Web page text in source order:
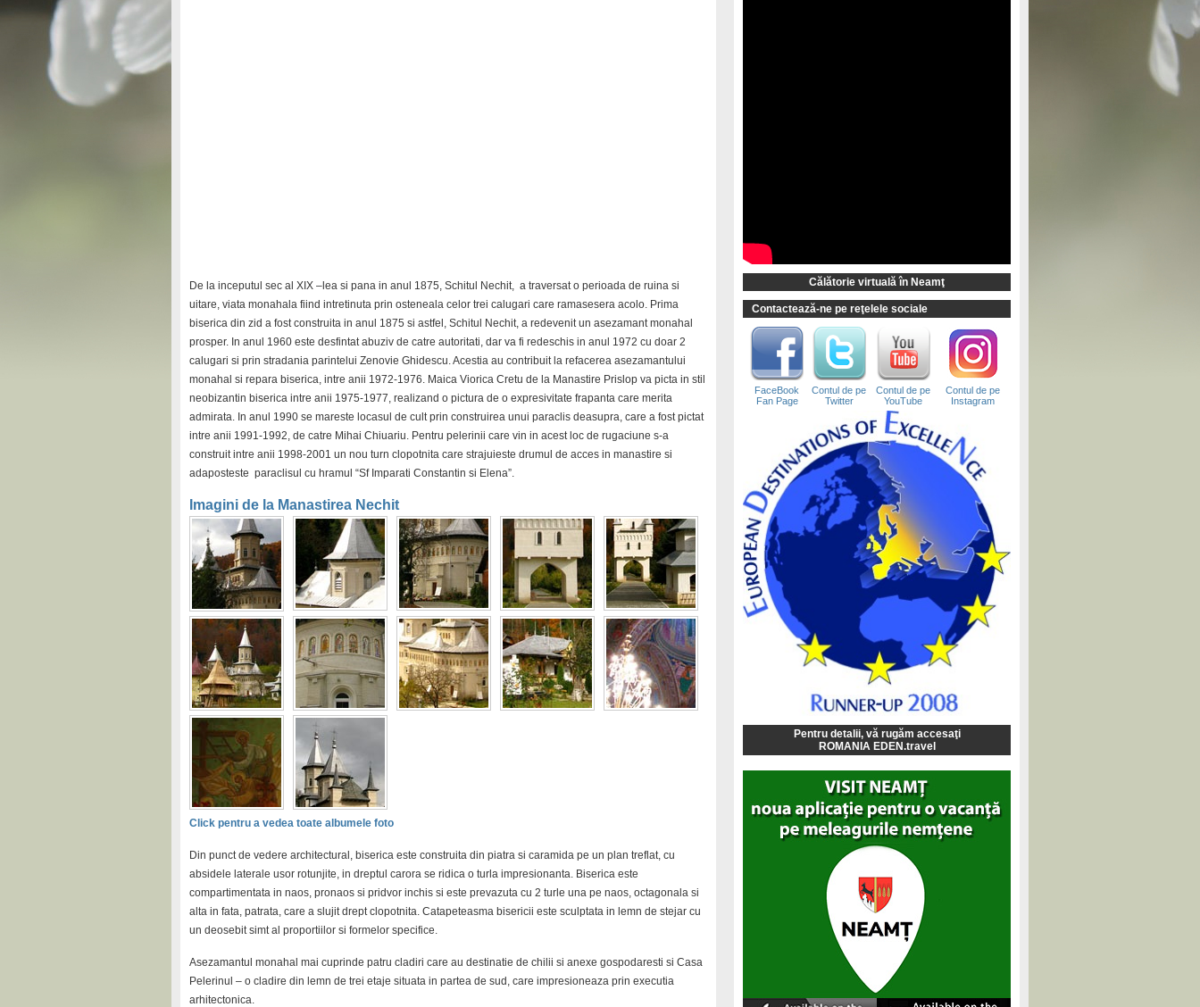
De la inceputul sec al XIX –lea si pana in anul 1875, Schitul Nechit, a traversat o perioada de ruina si
uitare, viata monahala fiind intretinuta prin osteneala celor trei calugari care ramasesera acolo. Prima
biserica din zid a fost construita in anul 1875 si astfel, Schitul Nechit, a redevenit un asezamant monahal
prosper. In anul 1960 este desfintat abuziv de catre autoritati, dar va fi redeschis in anul 1972 cu doar 2
calugari si prin stradania parintelui Zenovie Ghidescu. Acestia au contribuit la refacerea asezamantului
monahal si repara biserica, intre anii 1972-1976. Maica Viorica Cretu de la Manastire Prislop va picta in stil
neobizantin biserica intre anii 1975-1977, realizand o pictura de o expresivitate frapanta care merita
admirata. In anul 1990 se mareste locasul de cult prin construirea unui paraclis deasupra, care a fost pictat
intre anii 1991-1992, de catre Mihai Chiuariu. Pentru pelerinii care vin in acest loc de rugaciune s-a
construit intre anii 1998-2001 un nou turn clopotnita care strajuieste drumul de acces in manastire si
adaposteste paraclisul cu hramul “Sf Imparati Constantin si Elena”.
Imagini de la Manastirea Nechit
Click pentru a vedea toate albumele foto
Din punct de vedere architectural, biserica este construita din piatra si caramida pe un plan treflat, cu
absidele laterale usor rotunjite, in dreptul carora se ridica o turla impresionanta. Biserica este
compartimentata in naos, pronaos si pridvor inchis si este prevazuta cu 2 turle una pe naos, octagonala si
alta in fata, patrata, care a slujit drept clopotnita. Catapeteasma bisericii este sculptata in lemn de stejar cu
un deosebit simt al proportiilor si formelor specifice.
Asezamantul monahal mai cuprinde patru cladiri care au destinatie de chilii si anexe gospodaresti si Casa
Pelerinul – o cladire din lemn de trei etaje situata in partea de sud, care impresioneaza prin executia
arhitectonica.
Călătorie virtuală în Neamţ
Contactează-ne pe reţelele sociale
FaceBook
Fan Page
Contul de pe
Twitter
Contul de pe
YouTube
Contul de pe
Instagram
Pentru detalii, vă rugăm accesaţi
ROMANIA EDEN.travel